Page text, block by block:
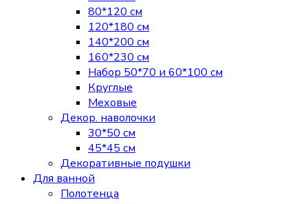
80*120 см
120*180 см
140*200 см
160*230 см
Набор 50*70 и 60*100 см
Круглые
Меховые
Декор. наволочки
30*50 см
45*45 см
Декоративные подушки
Для ванной
Полотенца